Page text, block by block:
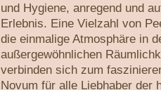
und Hygiene, anregend und
Erlebnis. Eine Vielzahl von
die einmalige Atmosphäre in
außergewöhnlichen
verbinden sich zum
Novum für alle Liebhaber der